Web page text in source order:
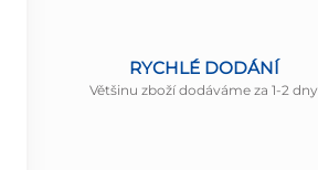
RYCHLÉ DODÁNÍ
Většinu zboží dodáváme za 1-2 dny